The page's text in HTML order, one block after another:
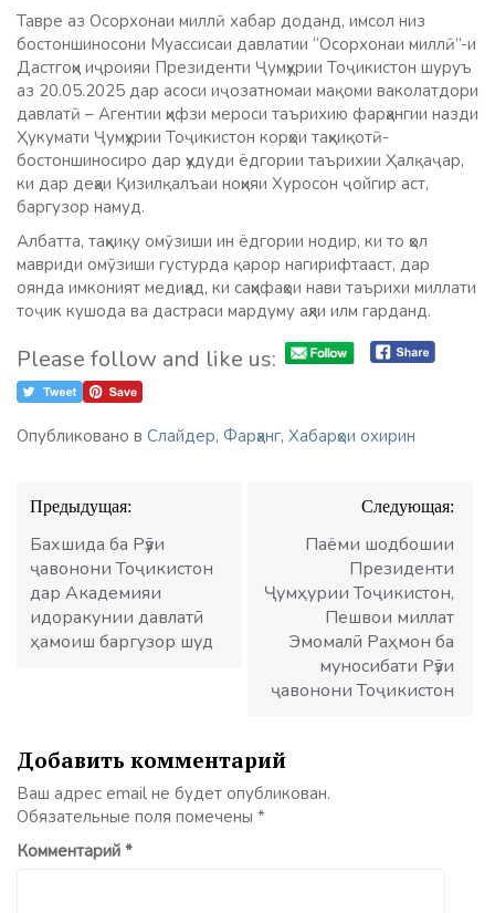
Тавре аз Осорхонаи миллӣ хабар доданд, имсол низ
бостоншиносони Муассисаи давлатии “Осорхонаи миллӣ”-и
Дастгоҳи иҷроияи Президенти Ҷумҳурии Тоҷикистон шуруъ
аз 20.05.2025 дар асоси иҷозатномаи мақоми ваколатдори
давлатӣ – Агентии ҳифзи мероси таърихию фарҳангии назди
Ҳукумати Ҷумҳурии Тоҷикистон корҳои таҳқиқотӣ-
бостоншиносиро дар ҳудуди ёдгории таърихии Ҳалқаҷар,
ки дар деҳаи Қизилқалъаи ноҳияи Хуросон ҷойгир аст,
баргузор намуд.
Албатта, таҳқиқу омӯзиши ин ёдгории нодир, ки то ҳол
мавриди омӯзиши густурда қарор нагирифтааст, дар
оянда имконият медиҳад, ки саҳифаҳои нави таърихи миллати
тоҷик кушода ва дастраси мардуму аҳли илм гарданд.
Please follow and like us:
Опубликовано в Слайдер, Фарҳанг, Хабарҳои охирин
Навигация
по
записям
Предыдущая:
Бахшида ба Рӯзи
ҷавонони Тоҷикистон
дар Академияи
идоракунии давлатӣ
ҳамоиш баргузор шуд
Следующая:
Паёми шодбошии
Президенти
Ҷумҳурии Тоҷикистон,
Пешвои миллат
Эмомалӣ Раҳмон ба
муносибати Рӯзи
ҷавонони Тоҷикистон
Добавить комментарий
Ваш адрес email не будет опубликован.
Обязательные поля помечены *
Комментарий *